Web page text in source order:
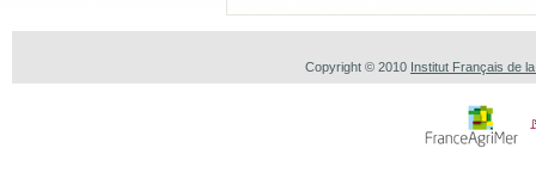
Copyright © 2010 Institut Français de